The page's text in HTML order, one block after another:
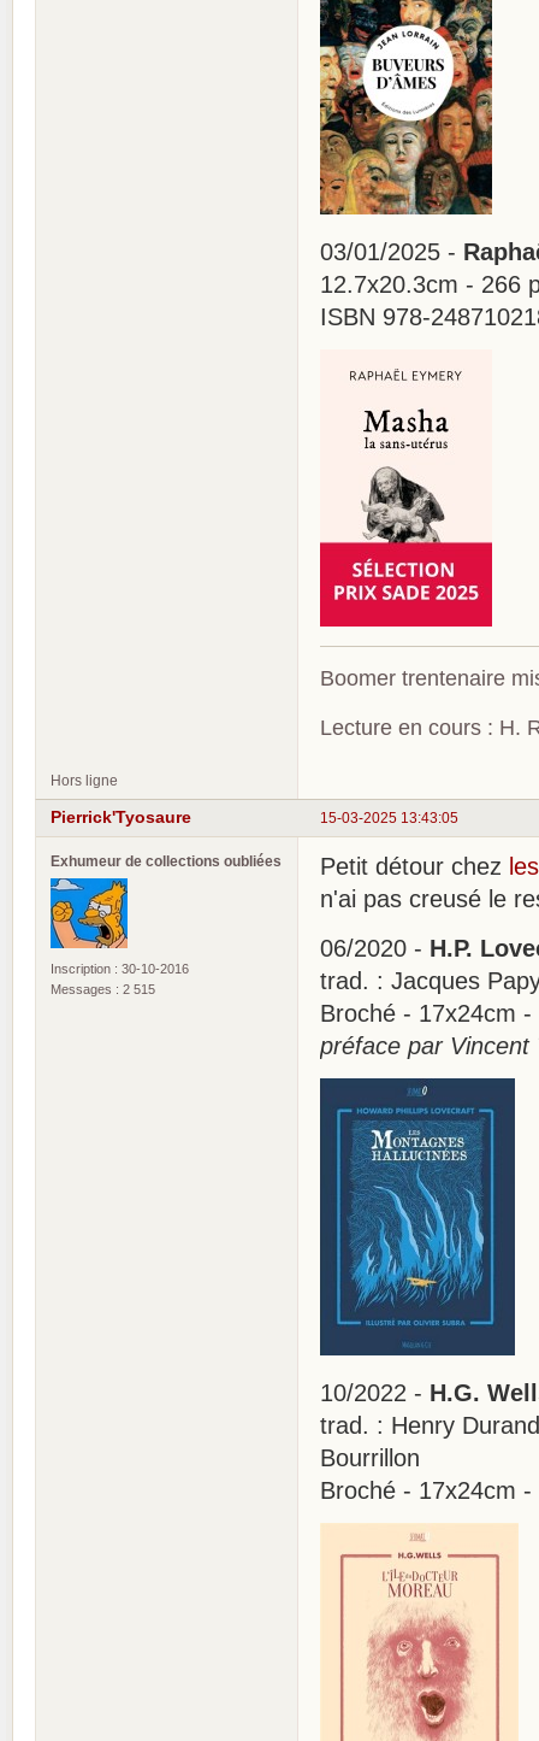
03/01/2025 -
12.7x20.3cm - 266
ISBN 978-
Boomer trentenaire
Lecture en cours : H.
Hors ligne
15-03-2025 13:43:05
Pierrick'Tyosaure
Exhumeur de collections oubliées
Inscription : 30-10-2016
Messages : 2 515
Petit détour chez
n'ai pas creusé le
06/2020 - H.P.
trad. : Jacques
Broché - 17x24cm
préface par Vincent
10/2022 - H.G.
trad. : Henry
Bourrillon
Broché - 17x24cm